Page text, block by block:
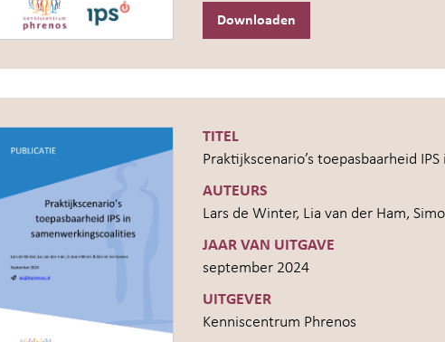
Downloaden
TITEL
Praktijkscenario’s toepasbaarheid
AUTEURS
Lars de Winter, Lia van der Ham,
JAAR VAN UITGAVE
september 2024
UITGEVER
Kenniscentrum Phrenos